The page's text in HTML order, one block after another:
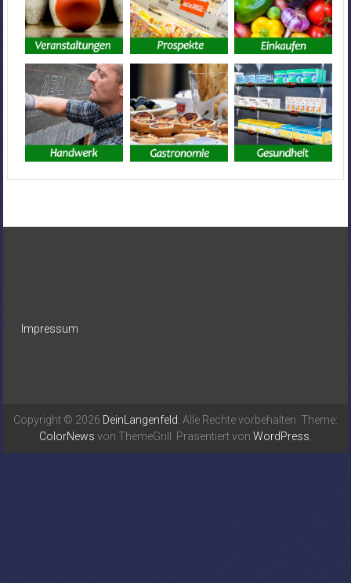
Impressum
Copyright © 2026 DeinLangenfeld. Alle Rechte vorbehalten. Theme:
ColorNews von ThemeGrill. Präsentiert von WordPress.